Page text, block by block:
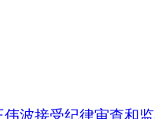
波接受纪律审查和